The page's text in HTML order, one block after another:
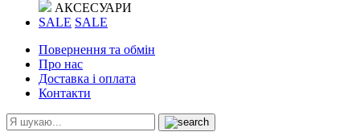
АКСЕСУАРИ
SALE SALE
Повернення та обмін
Про нас
Доставка і оплата
Контакти